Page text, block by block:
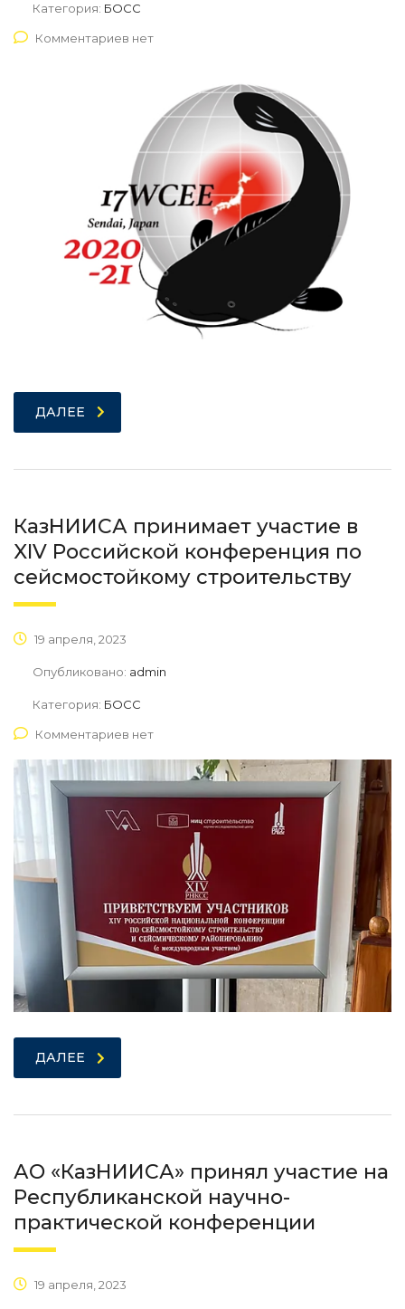
Категория: БОСС
Комментариев нет
ДАЛЕЕ
КазНИИСА принимает участие в
XIV Российской конференция по
сейсмостойкому строительству
19 апреля, 2023
Опубликовано: admin
Категория: БОСС
Комментариев нет
ДАЛЕЕ
АО «КазНИИСА» принял участие на
Республиканской научно-
практической конференции
19 апреля, 2023